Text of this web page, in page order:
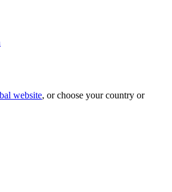
website, or choose your country or